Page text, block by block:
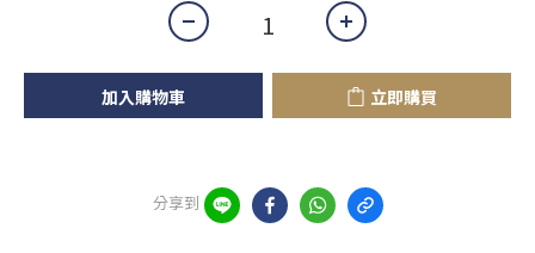
加入購物車 立即購買
分享到